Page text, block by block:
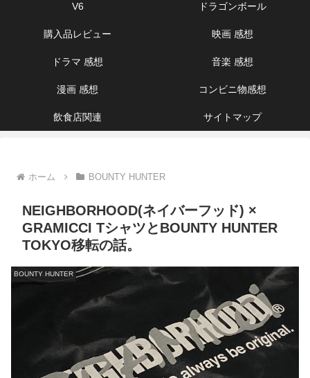
V6 ドラゴンボール
購入品レビュー 映画 感想
ドラマ 感想 音楽 感想
漫画 感想 コンビニ物感想
飲食店関連 サイトマップ
ホーム BOUNTY HUNTER
NEIGHBORHOOD(ネイバーフッド) ×
GRAMICCI TシャツとBOUNTY HUNTER
TOKYO移転の話。
BOUNTY HUNTER